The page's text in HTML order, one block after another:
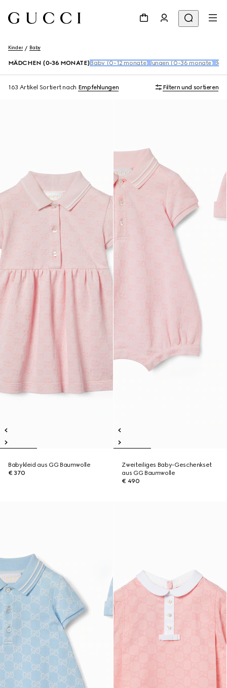
Kinder Baby
MÄDCHEN (0-36 MONATE) Baby (0-12 monate) Jungen (0-36 monate)
163 Artikel Sortiert nach Empfehlungen Filtern und sortieren
Babykleid aus GG Baumwolle
€ 370
Zweiteiliges Baby-Geschenkset
aus GG Baumwolle
€ 490